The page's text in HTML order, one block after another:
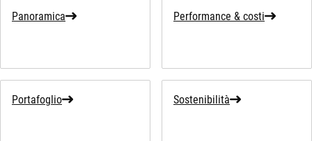
Panoramica Performance & costi
Portafoglio Sostenibilità